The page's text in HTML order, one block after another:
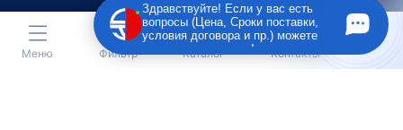
Материалы данного сайта являются публичной офертой
только на услугу сопровождения Агентом приобретения
транспортного средства Клиентом.
Меню Фильтр Каталог Контакты
Здравствуйте! Если у вас есть
вопросы (Цена, Сроки поставки,
условия договора и пр.) можете
задать их мне в чат!